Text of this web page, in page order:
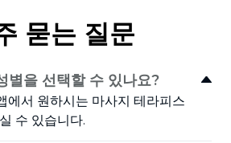
묻는 질문
별을 선택할 수 있나요?
에서 원하시는 마사지 테라피스
수 있습니다.